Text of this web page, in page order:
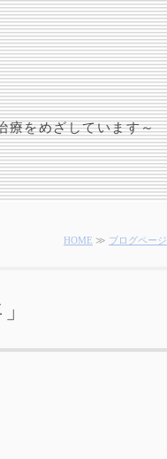
療をめざしています～
HOME ≫ ブログページ